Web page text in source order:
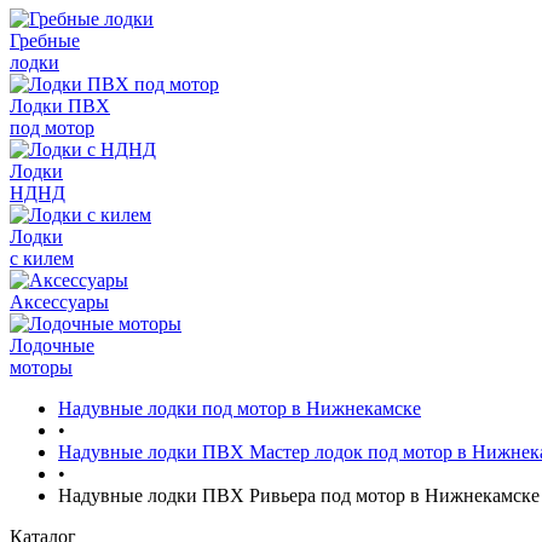
Гребные
лодки
Лодки ПВХ
под мотор
Лодки
НДНД
Лодки
с килем
Аксессуары
Лодочные
моторы
Надувные лодки под мотор в Нижнекамске
•
Надувные лодки ПВХ Мастер лодок под мотор в
•
Надувные лодки ПВХ Ривьера под мотор в Нижнекамске
Каталог